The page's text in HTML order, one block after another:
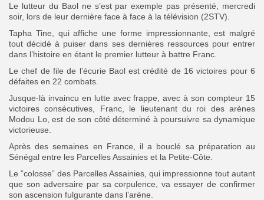
Le lutteur du Baol ne s’est par exemple pas présenté, mercredi
soir, lors de leur dernière face à face à la télévision (2STV).
Tapha Tine, qui affiche une forme impressionnante, est malgré
tout décidé à puiser dans ses dernières ressources pour entrer
dans l’histoire en étant le premier lutteur à battre Franc.
Le chef de file de l’écurie Baol est crédité de 16 victoires pour 6
défaites en 22 combats.
Jusque-là invaincu en lutte avec frappe, avec à son compteur 15
victoires consécutives, Franc, le lieutenant du roi des arènes
Modou Lo, est de son côté déterminé à poursuivre sa dynamique
victorieuse.
Après des semaines en France, il a bouclé sa préparation au
Sénégal entre les Parcelles Assainies et la Petite-Côte.
Le ”colosse” des Parcelles Assainies, qui impressionne tout autant
que son adversaire par sa corpulence, va essayer de confirmer
son ascension fulgurante dans l’arène.